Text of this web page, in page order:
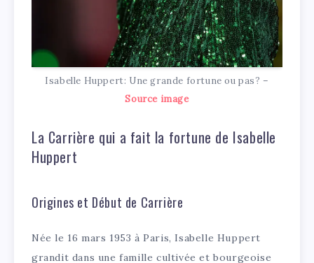
Isabelle Huppert: Une grande fortune ou pas? –
Source image
La Carrière qui a fait la fortune de Isabelle
Huppert
Origines et Début de Carrière
Née le 16 mars 1953 à Paris, Isabelle Huppert
grandit dans une famille cultivée et bourgeoise